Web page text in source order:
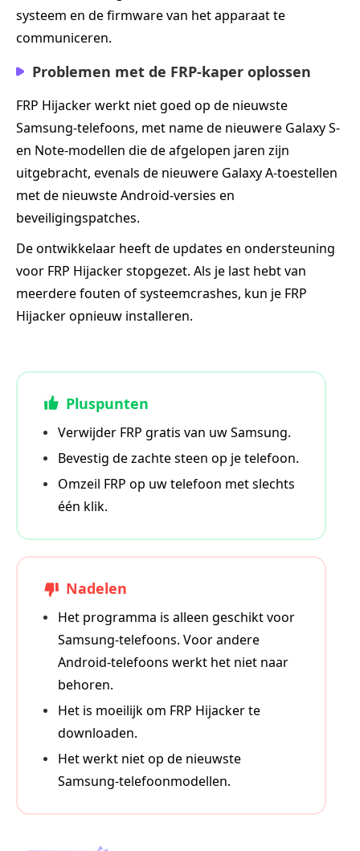
systeem en de firmware van het apparaat te
communiceren.
Problemen met de FRP-kaper oplossen
FRP Hijacker werkt niet goed op de nieuwste
Samsung-telefoons, met name de nieuwere Galaxy S-
en Note-modellen die de afgelopen jaren zijn
uitgebracht, evenals de nieuwere Galaxy A-toestellen
met de nieuwste Android-versies en
beveiligingspatches.
De ontwikkelaar heeft de updates en ondersteuning
voor FRP Hijacker stopgezet. Als je last hebt van
meerdere fouten of systeemcrashes, kun je FRP
Hijacker opnieuw installeren.
Pluspunten
Verwijder FRP gratis van uw Samsung.
Bevestig de zachte steen op je telefoon.
Omzeil FRP op uw telefoon met slechts
één klik.
Nadelen
Het programma is alleen geschikt voor
Samsung-telefoons. Voor andere
Android-telefoons werkt het niet naar
behoren.
Het is moeilijk om FRP Hijacker te
downloaden.
Het werkt niet op de nieuwste
Samsung-telefoonmodellen.